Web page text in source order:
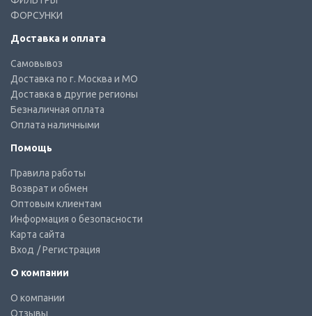
ФОРСУНКИ
Доставка и оплата
Самовывоз
Доставка по г. Москва и МО
Доставка в другие регионы
Безналичная оплата
Оплата наличными
Помощь
Правила работы
Возврат и обмен
Оптовым клиентам
Информация о безопасности
Карта сайта
Вход / Регистрация
О компании
О компании
Отзывы